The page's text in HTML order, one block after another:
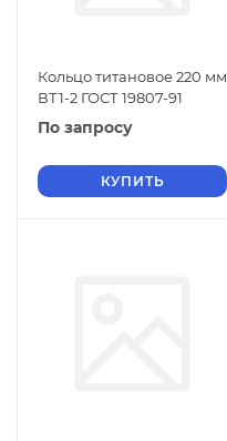
Кольцо титановое 220 мм
ВТ1-2 ГОСТ 19807-91
По запросу
КУПИТЬ